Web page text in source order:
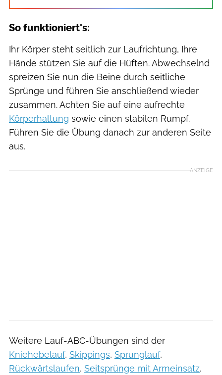
So funktioniert's:
Ihr Körper steht seitlich zur Laufrichtung, Ihre
Hände stützen Sie auf die Hüften. Abwechselnd
spreizen Sie nun die Beine durch seitliche
Sprünge und führen Sie anschließend wieder
zusammen. Achten Sie auf eine aufrechte
Körperhaltung sowie einen stabilen Rumpf.
Führen Sie die Übung danach zur anderen Seite
aus.
ANZEIGE
Weitere Lauf-ABC-Übungen sind der
Kniehebelauf, Skippings, Sprunglauf,
Rückwärtslaufen, Seitsprünge mit Armeinsatz,